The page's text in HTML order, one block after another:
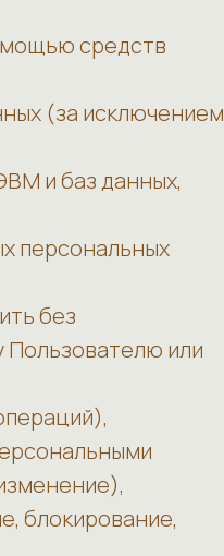
средств
(за исключением
и баз данных,
персональных
без
Пользователю или
блокирование,